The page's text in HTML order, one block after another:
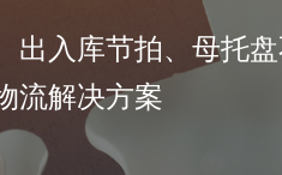
穿梭车
出入库节拍、母托
流解决方案